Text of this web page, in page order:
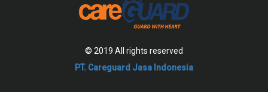
© 2019 All rights reserved
PT. Careguard Jasa Indonesia